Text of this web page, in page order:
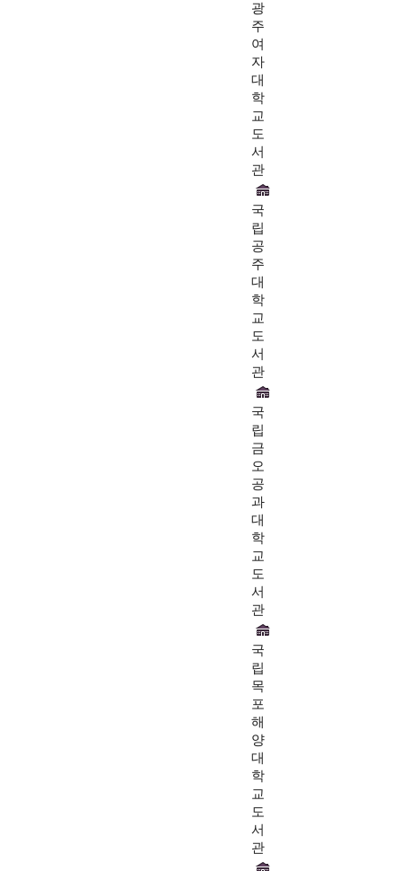
광
주
여
자
대
학
교
도
서
관
국
립
공
주
대
학
교
도
서
관
국
립
금
오
공
과
대
학
교
도
서
관
국
립
목
포
해
양
대
학
교
도
서
관